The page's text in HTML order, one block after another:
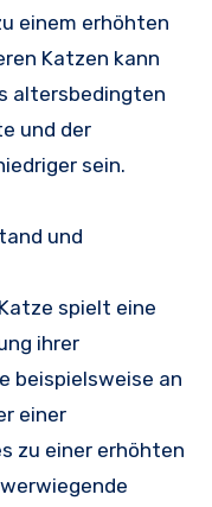
einem erhöhten
Katzen kann
altersbedingten
und der
sein.
und
spielt eine
ihrer
beispielsweise an
einer
zu einer erhöhten